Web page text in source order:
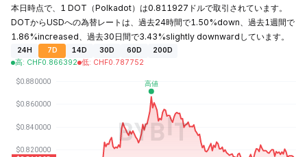
本日時点で、1 DOT（Polkadot）は0.811927ドルで取引されています。
DOTからUSDへの為替レートは、過去24時間で1.50%down、過去1週間で
1.86%increased、過去30日間で3.43%slightly downwardしています。
24H 7D 14D 30D 60D
200D
高: CHF0.866392 低: CHF0.787752